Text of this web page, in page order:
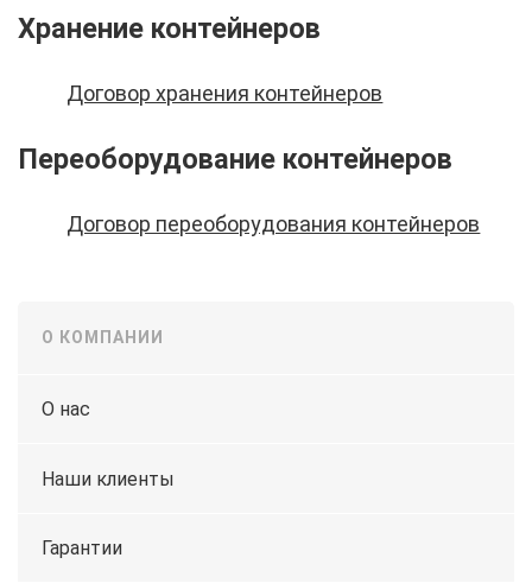
Хранение контейнеров
Договор хранения контейнеров
Переоборудование контейнеров
Договор переоборудования контейнеров
О КОМПАНИИ
О нас
Наши клиенты
Гарантии